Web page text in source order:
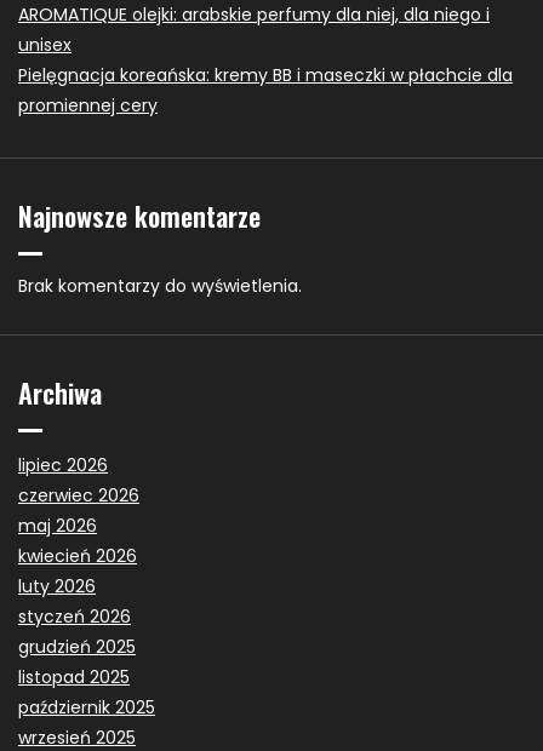
AROMATIQUE olejki: arabskie perfumy dla niej, dla niego i
unisex
Pielęgnacja koreańska: kremy BB i maseczki w płachcie dla
promiennej cery
Najnowsze komentarze
Brak komentarzy do wyświetlenia.
Archiwa
lipiec 2026
czerwiec 2026
maj 2026
kwiecień 2026
luty 2026
styczeń 2026
grudzień 2025
listopad 2025
październik 2025
wrzesień 2025